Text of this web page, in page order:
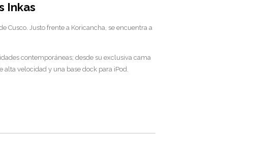
Inkas
Cusco. Justo frente a Koricancha, se encuentra a
contemporáneas; desde su exclusiva cama
velocidad y una base dock para iPod.